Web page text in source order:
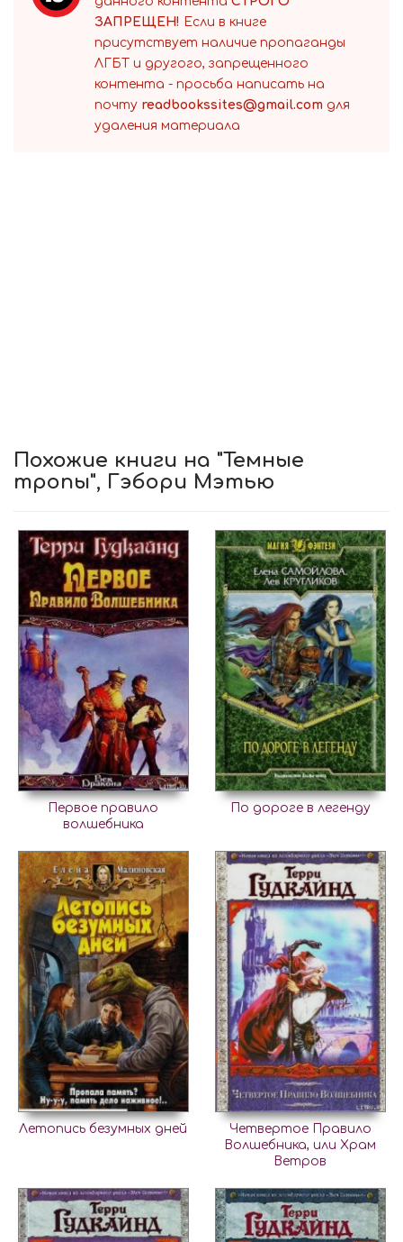
ЗАПРЕЩЕН! Если в книге
присутствует наличие пропаганды
ЛГБТ и другого, запрещенного
контента - просьба написать на
почту readbookssites@gmail.com для
удаления материала
Похожие книги на "Темные
тропы", Гэбори Мэтью
Первое правило
волшебника
По дороге в легенду
Летопись безумных дней
Четвертое Правило
Волшебника, или Храм
Ветров